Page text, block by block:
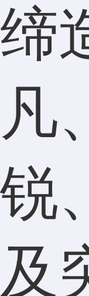
缔
凡
锐
及